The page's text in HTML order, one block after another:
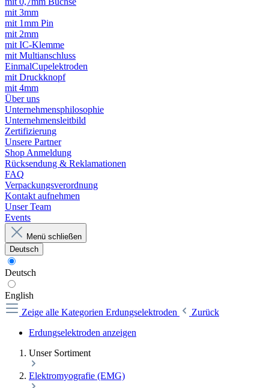
mit 3mm
mit 1mm Pin
mit 2mm
mit IC-Klemme
mit Multianschluss
EinmalCupelektroden
mit Druckknopf
mit 4mm
Über uns
Unternehmensphilosophie
Unternehmensleitbild
Zertifizierung
Unsere Partner
Shop Anmeldung
Rücksendung & Reklamationen
FAQ
Verpackungsverordnung
Kontakt aufnehmen
Unser Team
Events
Menü schließen
Deutsch
Deutsch
English
Zeige alle Kategorien Erdungselektroden
Zurück
Erdungselektroden anzeigen
Unser Sortiment
Elektromyografie (EMG)